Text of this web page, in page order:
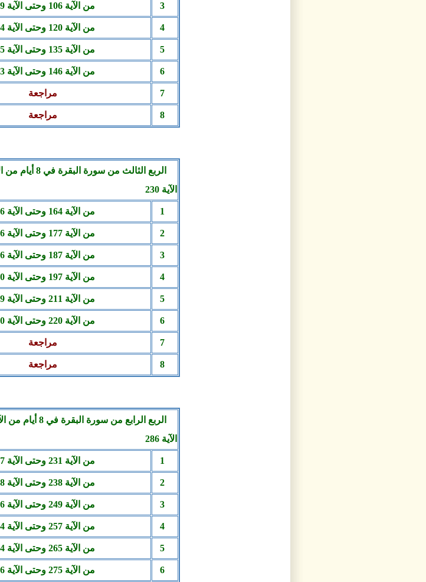
3 من الآية 106 وحتى الآية 119
4 من الآية 120 وحتى الآية 134
5 من الآية 135 وحتى الآية 145
6 من الآية 146 وحتى الآية 163
7 مراجعة
8 مراجعة
الآية 230
1 من الآية 164 وحتى الآية 176
2 من الآية 177 وحتى الآية 186
3 من الآية 187 وحتى الآية 196
4 من الآية 197 وحتى الآية 210
5 من الآية 211 وحتى الآية 219
6 من الآية 220 وحتى الآية 230
7 مراجعة
8 مراجعة
الآية 286
1 من الآية 231 وحتى الآية 237
2 من الآية 238 وحتى الآية 248
3 من الآية 249 وحتى الآية 256
4 من الآية 257 وحتى الآية 264
5 من الآية 265 وحتى الآية 274
6 من الآية 275 وحتى الآية 286